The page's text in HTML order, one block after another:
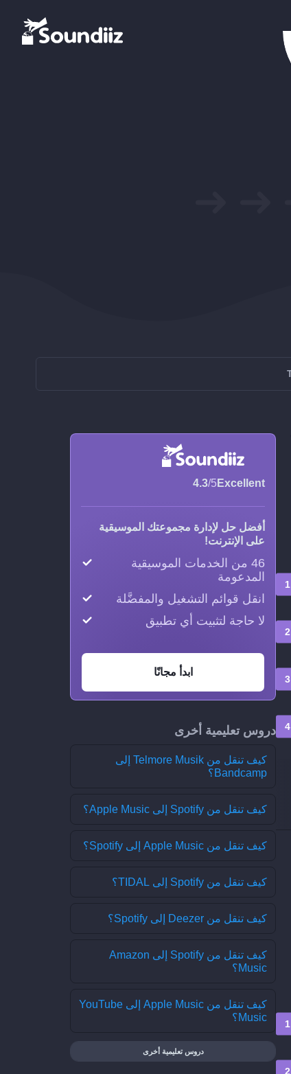
Excellent
4.3/5
أفضل حل لإدارة مجموعتك الموسيقية
على الإنترنت!
46 من الخدمات الموسيقية
المدعومة
انقل قوائم التشغيل والمفضَّلة
لا حاجة لتثبيت أي تطبيق
ابدأ مجانًا
دروس تعليمية أخرى
كيف تنقل من Telmore Musik إلى
Bandcamp؟
كيف تنقل من Spotify إلى Apple Music؟
كيف تنقل من Apple Music إلى Spotify؟
كيف تنقل من Spotify إلى TIDAL؟
كيف تنقل من Deezer إلى Spotify؟
كيف تنقل من Spotify إلى Amazon
Music؟
كيف تنقل من Apple Music إلى YouTube
Music؟
دروس تعليمية أخرى